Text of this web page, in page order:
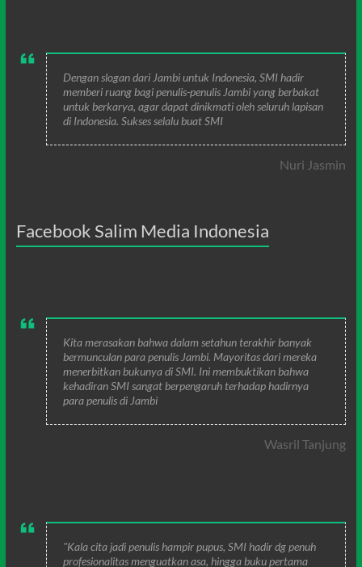
Dengan slogan dari Jambi untuk Indonesia, SMI hadir
memberi ruang bagi penulis-penulis Jambi yang berbakat
untuk berkarya, agar dapat dinikmati oleh seluruh lapisan
di Indonesia. Sukses selalu buat SMI
Nuri Jasmin
Facebook Salim Media Indonesia
Kita merasakan bahwa dalam setahun terakhir banyak
bermunculan para penulis Jambi. Mayoritas dari mereka
menerbitkan bukunya di SMI. Ini membuktikan bahwa
kehadiran SMI sangat berpengaruh terhadap hadirnya
para penulis di Jambi
Wasril Tanjung
"Kala cita jadi penulis hampir pupus, SMI hadir dg penuh
profesionalitas menguatkan asa, hingga buku pertama